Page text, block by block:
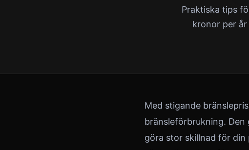
Praktiska tips
kronor per
Med stigande
bränsleförbrukning.
göra stor skillnad för din